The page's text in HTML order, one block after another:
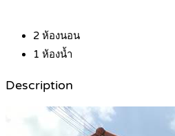
2 ห้องนอน
1 ห้องน้ำ
Description